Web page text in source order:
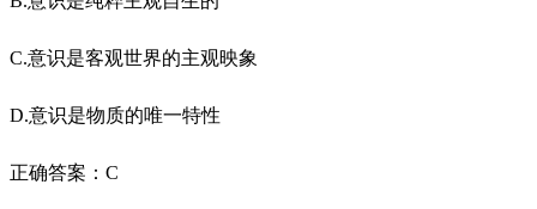
C.意识是客观世界的主观映象
D.意识是物质的唯一特性
正确答案：C